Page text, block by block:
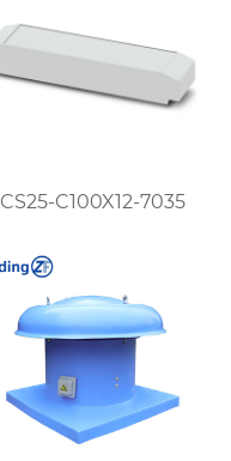
ICS25-C100X12-7035